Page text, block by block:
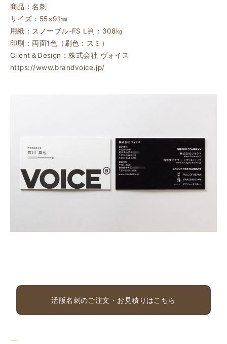
商品：名刺
サイズ：55×91㎜
用紙：スノーブル-FS L判：308㎏
印刷：両面1色（刷色：スミ）
Client＆Design：株式会社 ヴォイス
https://www.brandvoice.jp/
活版名刺のご注文・お見積りはこちら